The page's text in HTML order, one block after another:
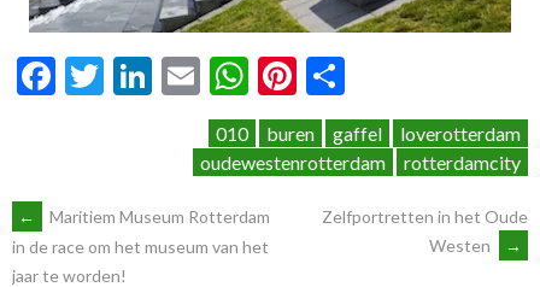
Facebook
Twitter
LinkedIn
EmailWhatsApp
Pinterest
010 buren gaffel
loverotterdam
oudewestenrotterdam
rotterdamcity
BERICHTNAVIGATIE
←
Maritiem Museum Rotterdam
in de race om het museum van het
jaar te worden!
Zelfportretten in het Oude
Westen
→